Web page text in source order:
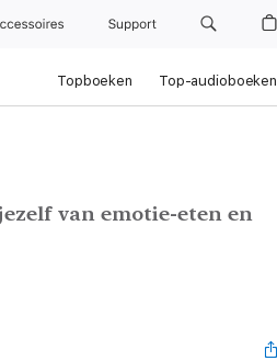
Support
Topboeken Top-audioboeken
van emotie-eten en